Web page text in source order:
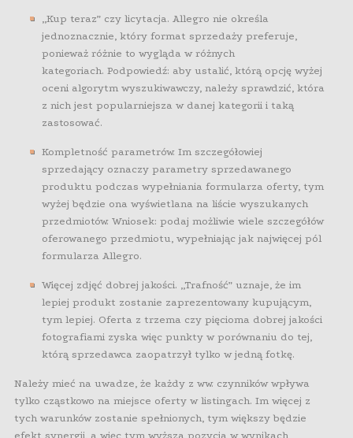
„Kup teraz” czy licytacja. Allegro nie określa
jednoznacznie, który format sprzedaży preferuje,
ponieważ różnie to wygląda w różnych
kategoriach. Podpowiedź: aby ustalić, którą opcję wyżej
oceni algorytm wyszukiwawczy, należy sprawdzić, która
z nich jest popularniejsza w danej kategorii i taką
zastosować.
Kompletność parametrów. Im szczegółowiej
sprzedający oznaczy parametry sprzedawanego
produktu podczas wypełniania formularza oferty, tym
wyżej będzie ona wyświetlana na liście wyszukanych
przedmiotów. Wniosek: podaj możliwie wiele szczegółów
oferowanego przedmiotu, wypełniając jak najwięcej pól
formularza Allegro.
Więcej zdjęć dobrej jakości. „Trafność” uznaje, że im
lepiej produkt zostanie zaprezentowany kupującym,
tym lepiej. Oferta z trzema czy pięcioma dobrej jakości
fotografiami zyska więc punkty w porównaniu do tej,
którą sprzedawca zaopatrzył tylko w jedną fotkę.
Należy mieć na uwadze, że każdy z ww. czynników wpływa
tylko cząstkowo na miejsce oferty w listingach. Im więcej z
tych warunków zostanie spełnionych, tym większy będzie
efekt synergii, a więc tym wyższa pozycja w wynikach